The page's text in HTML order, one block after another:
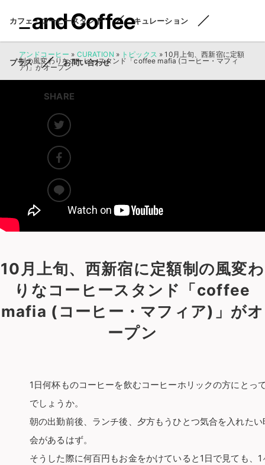
カフェ・コーヒースタンド キュレーション
プラス お問い合わせ
アンドコーヒー » CURATION » トピックス »10月上旬、西新宿に定額
制の風変わりなコーヒースタンド「coffee mafia (コーヒー・マフィ
ア)」がオープン
10月上旬、西新宿に定額制の風変わ
りなコーヒースタンド「coffee
mafia (コーヒー・マフィア)」がオ
ープン
SHARE
1日何杯ものコーヒーを飲むコーヒーホリックの方にと
でしょうか。
朝の出勤前後、ランチ後、夕方もうひとつ気合を入れた
会があるはず。
そうした際に何百円もお金をかけていると1日で見ても、